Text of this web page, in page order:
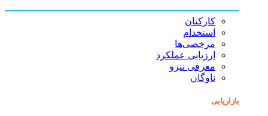
کارکنان
استخدام
مرخصی‌ها
ارزیابی عملکرد
معرفی نیرو
ناوگان
بازاریابی